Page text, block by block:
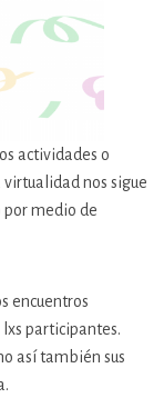
actividades o
nos sigue
medio de
encuentros
participantes.
así también sus